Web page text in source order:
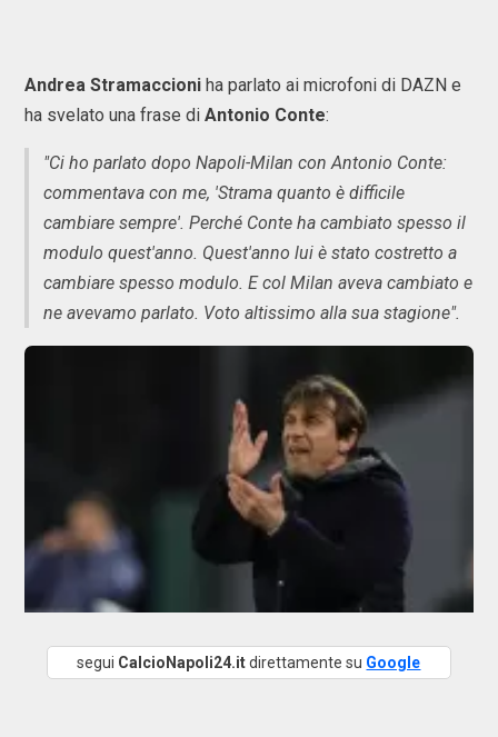
Andrea Stramaccioni ha parlato ai microfoni di DAZN e
ha svelato una frase di Antonio Conte:
"Ci ho parlato dopo Napoli-Milan con Antonio Conte:
commentava con me, 'Strama quanto è difficile
cambiare sempre'. Perché Conte ha cambiato spesso il
modulo quest'anno. Quest'anno lui è stato costretto a
cambiare spesso modulo. E col Milan aveva cambiato e
ne avevamo parlato. Voto altissimo alla sua stagione".
segui CalcioNapoli24.itdirettamente su Google